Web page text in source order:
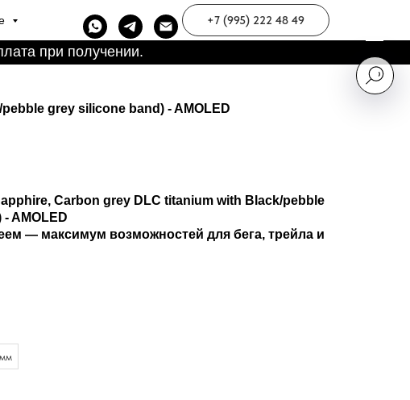
+7 (995) 222 48 49
при получении.
grey silicone band) - AMOLED
Carbon grey DLC titanium with Black/pebble
AMOLED
— максимум возможностей для бега, трейла и